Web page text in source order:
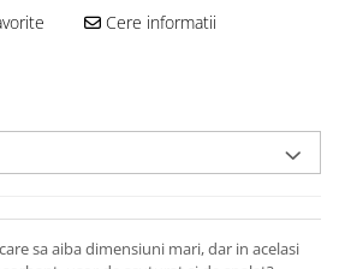
Cere informatii
sa aiba dimensiuni mari, dar in acelasi